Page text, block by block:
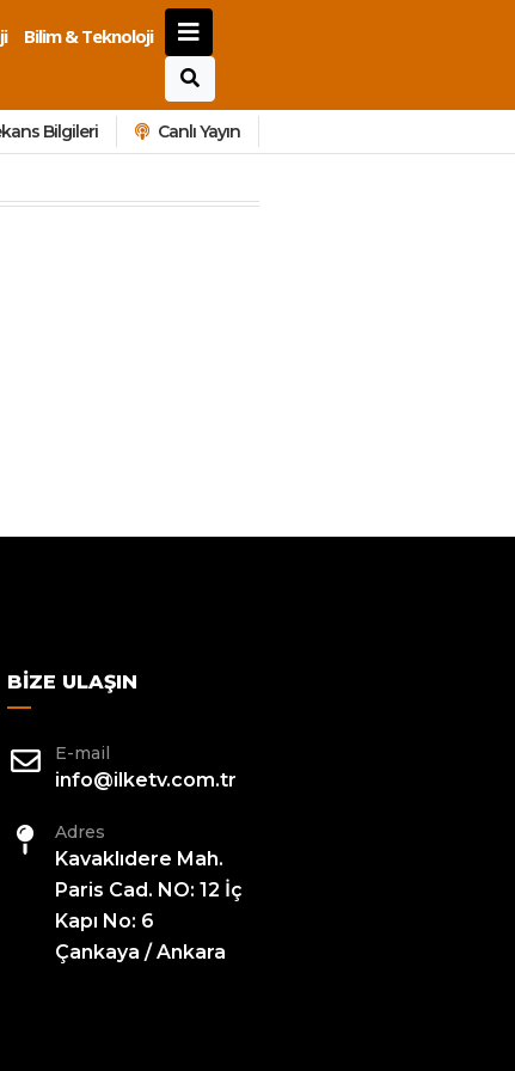
Bilim & Teknoloji
Bilgileri Canlı Yayın
BIZE ULAŞIN
E-mail
info@ilketv.com.tr
Adres
Kavaklıdere Mah.
Paris Cad. NO: 12 İç
Kapı No: 6
Çankaya / Ankara